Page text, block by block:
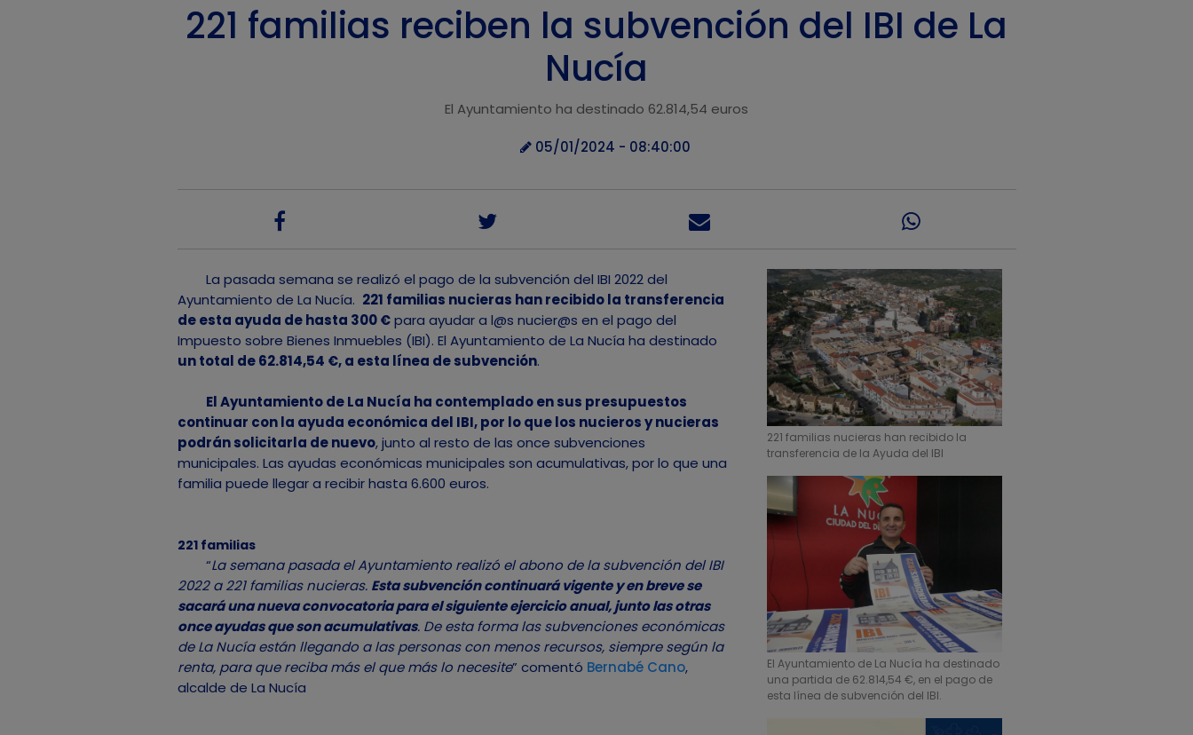
221 familias reciben la subvención del IBI de La
Nucía
El Ayuntamiento ha destinado 62.814,54 euros
05/01/2024 - 08:40:00
La pasada semana se realizó el pago de la subvención del IBI 2022 del
Ayuntamiento de La Nucía. 221 familias nucieras han recibido la transferencia
de esta ayuda de hasta 300 €para ayudar a l@s nucier@s en el pago del
Impuesto sobre Bienes Inmuebles (IBI). El Ayuntamiento de La Nucía ha destinado
un total de 62.814,54 €, a esta línea de subvención.
El Ayuntamiento de La Nucía ha contemplado en sus presupuestos
continuar con la ayuda económica del IBI, por lo que los nucieros y nucieras
podrán solicitarla de nuevo, junto al resto de las once subvenciones
municipales. Las ayudas económicas municipales son acumulativas, por lo que una
familia puede llegar a recibir hasta 6.600 euros.
221 familias
“La semana pasada el Ayuntamiento realizó el abono de la subvención del IBI
2022 a 221 familias nucieras. Esta subvención continuará vigente y en breve se
sacará una nueva convocatoria para el siguiente ejercicio anual, junto las otras
once ayudas que son acumulativas. De esta forma las subvenciones económicas
de La Nucía están llegando a las personas con menos recursos, siempre según la
renta, para que reciba más el que más lo necesite” comentó Bernabé Cano,
alcalde de La Nucía
221 familias nucieras han recibido la
transferencia de la Ayuda del IBI
El Ayuntamiento de La Nucía ha destinado
una partida de 62.814,54 €, en el pago de
esta línea de subvención del IBI.